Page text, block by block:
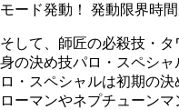
モード発動！ 発動限界時
そして、師匠の必殺技・
身の決め技パロ・スペシ
ロ・スペシャルは初期の
ローマンやネプチューン